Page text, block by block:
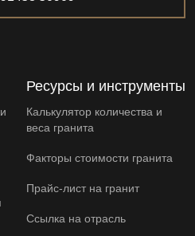
Ресурсы и инструменты
Калькулятор количества и
веса гранита
Факторы стоимости гранита
Прайс-лист на гранит
Ссылка на отрасль